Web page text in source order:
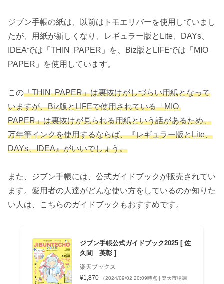
ジブン手帳の紙は、以前はトモエリバーを使用していまし
たが、用紙が新しくなり、レギュラー版とLite、DAYs、
IDEAでは「THIN PAPER」を、Biz版とLIFEでは「MIO
PAPER」を使用しています。
この「THIN PAPER」は裏抜けがしづらい用紙となって
いますが、Biz版とLIFEで使用されている「MIO
PAPER」は裏抜けが見られる用紙という話があるため、
万年筆インクを使用するならば、『レギュラー版とLite、
DAYs、IDEA』がいいでしょう。
また、ジブン手帳には、公式ガイドブックが販売されてい
ます。愛用者の人達がどんな使い方をしているのか知りた
い人は、こちらのガイドブックもおすすめです。
ジブン手帳公式ガイドブック2025 [ 佐
久間 英彰 ]
楽天ブックス
¥1,870
（2024/09/02 20:09時点 | 楽天市場調